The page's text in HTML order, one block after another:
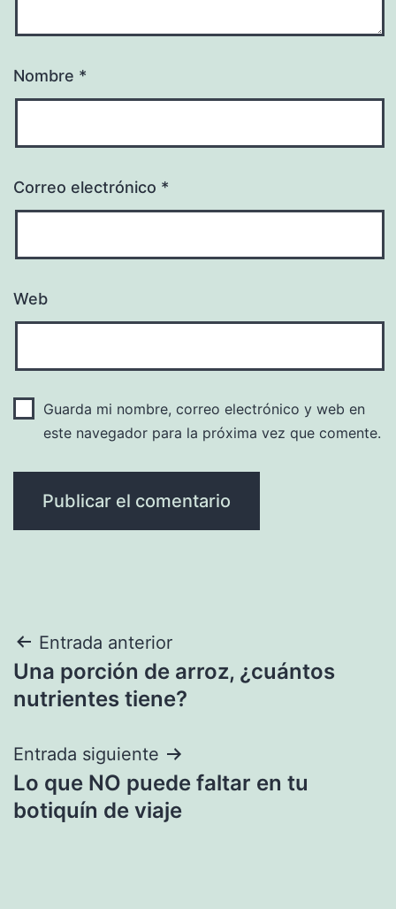
Nombre *
Correo electrónico *
Web
Guarda mi nombre, correo electrónico y web en
este navegador para la próxima vez que comente.
Navegación
de
Entrada anterior
Una porción de arroz, ¿cuántos
nutrientes tiene?
Entrada siguiente
Lo que NO puede faltar en tu
botiquín de viaje